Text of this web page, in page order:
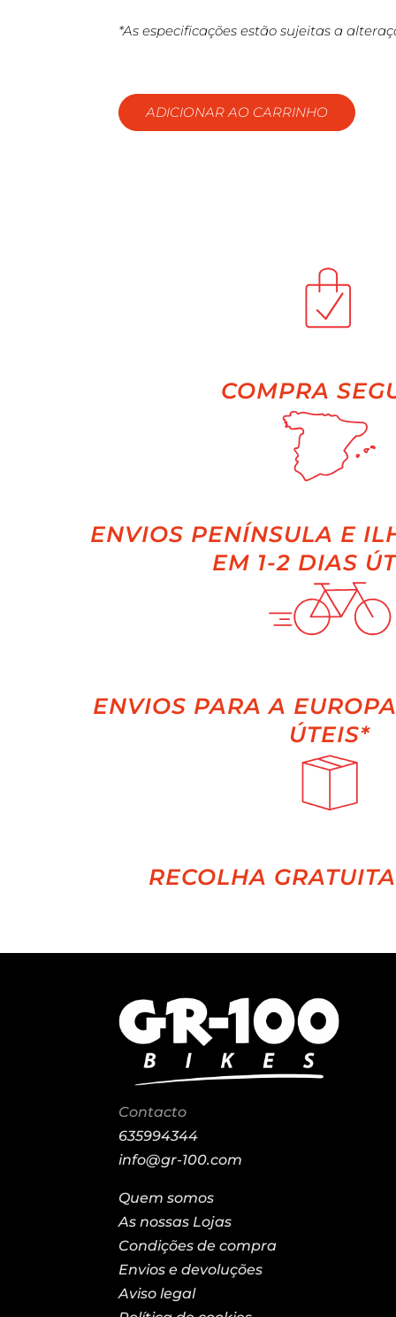
*As especificações estão sujeitas a
ADICIONAR AO CARRINHO
COMPRA
ENVIOS PENÍNSULA E
EM 1-2 DIAS
ENVIOS PARA A
ÚTEIS*
RECOLHA
Contacto
635994344
info@gr-100.com
Quem somos
As nossas Lojas
Condições de compra
Envios e devoluções
Aviso legal